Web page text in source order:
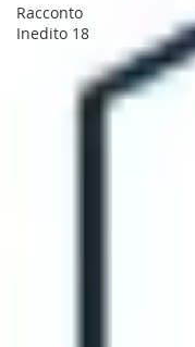
Racconto
Inedito 18